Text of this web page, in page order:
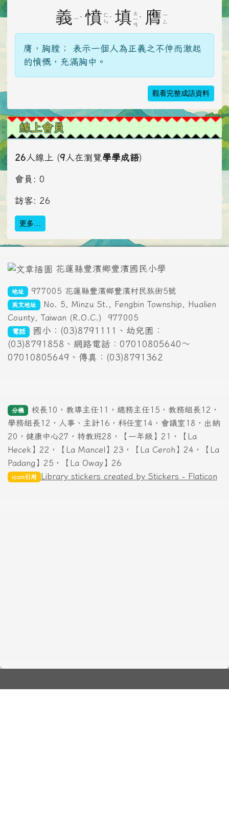
義 ㄧ ˋ 憤 ㄈ
ㄣ ˋ 填 ㄊ
ㄧ
ㄢ
ˊ 膺 ㄧ
ㄥ
膺，胸膛； 表示一個人為正義之不伸而激起
的憤慨，充滿胸中。
觀看完整成語資料
線上會員
26 人線上 (9 人在瀏覽學學成語)
會員: 0
訪客: 26
更多…
花蓮縣豐濱鄉豐濱國民小學
地址 977005 花蓮縣豐濱鄉豐濱村民族街5號
英文地址
No. 5, Minzu St., Fengbin Township, Hualien
County, Taiwan (R.O.C.)
977005
電話
國小：(03)8791111、幼兒園：
(03)8791858、網路電話：07010805640～
07010805649、傳真：(03)8791362
分機
校長10，教導主任11，總務主任15，教務組長12，
學務組長12，人事、主計16，科任室14，會議室18，出納
20，健康中心27，特教班28，【一年級】21，【La
Hecek】22，【La Mancel】23，【La Ceroh】24，【La
Padang】25，【La Oway】26
icon引用 Library stickers created by Stickers - Flaticon